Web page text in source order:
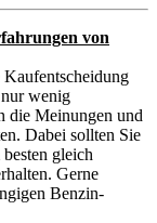
von
wenig
die Meinungen und
Dabei sollten Sie
gleich
Gerne
Benzin-